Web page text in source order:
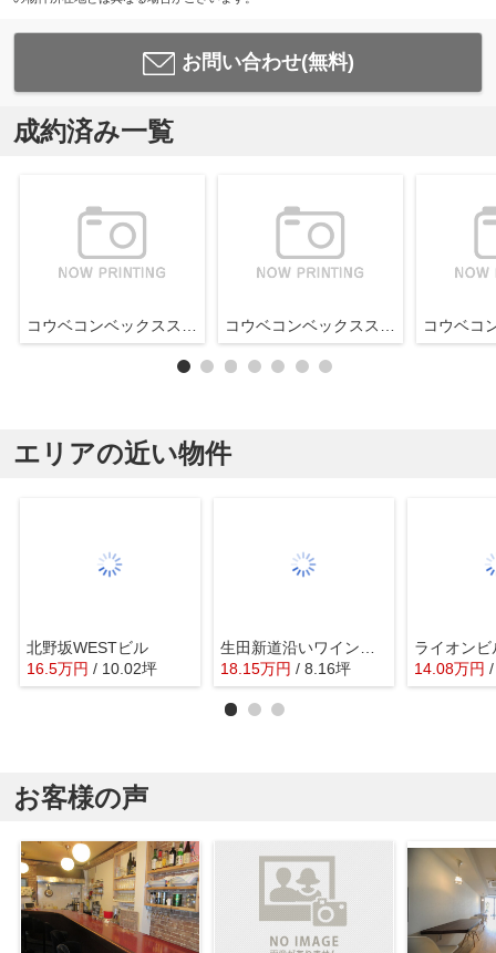
お問い合わせ(無料)
成約済み一覧
エリアの近い物件
北野坂WESTビル
16.5万円 / 10.02坪
生田新道沿いワインバー跡
18.15万円 / 8.16坪
ライオンビ
14.08万円
お客様の声